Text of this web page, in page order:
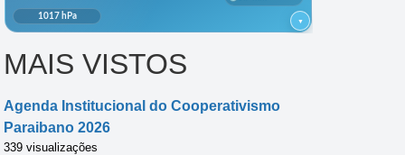
MAIS VISTOS
Agenda Institucional do Cooperativismo
Paraibano 2026
339 visualizações